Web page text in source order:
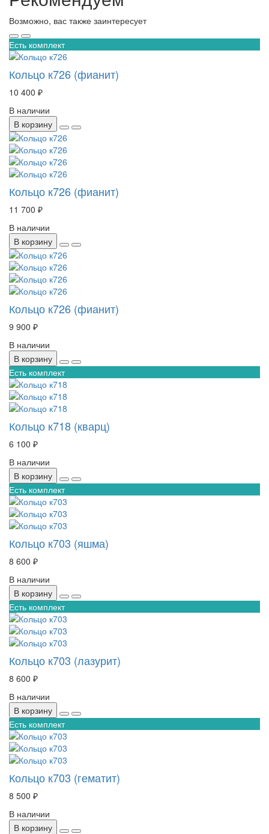
Возможно, вас также заинтересует
Есть комплект
Кольцо к726 (фианит)
10 400 ₽
В наличии
В корзину
Кольцо к726 (фианит)
11 700 ₽
В наличии
В корзину
Кольцо к726 (фианит)
9 900 ₽
В наличии
В корзину
Есть комплект
Кольцо к718 (кварц)
6 100 ₽
В наличии
В корзину
Есть комплект
Кольцо к703 (яшма)
8 600 ₽
В наличии
В корзину
Есть комплект
Кольцо к703 (лазурит)
8 600 ₽
В наличии
В корзину
Есть комплект
Кольцо к703 (гематит)
8 500 ₽
В наличии
В корзину